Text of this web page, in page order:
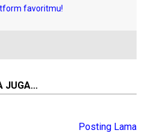
favoritmu!
JUGA...
Posting Lama